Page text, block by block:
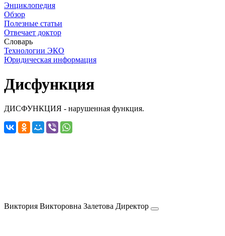
Энциклопедия
Обзор
Полезные статьи
Отвечает доктор
Словарь
Технологии ЭКО
Юридическая информация
Дисфункция
ДИСФУНКЦИЯ - нарушенная функция.
Виктория Викторовна Залетова Директор